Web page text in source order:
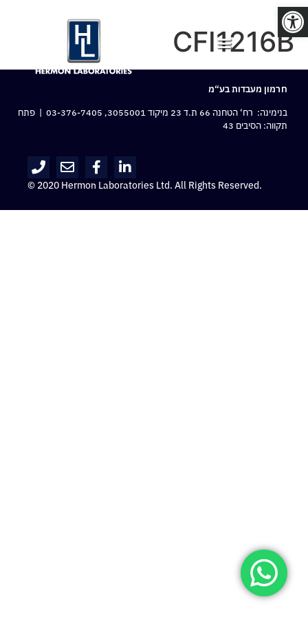
פתח סרגל נגישות
CFI1216B
חרמון מעבדות בע“מ
בנימינה: רח‘ הטחנה 66 ת.ד 23 מיקוד 3055001,
03-376-7405 | פתח
תקווה: הסיבים 43
© 2020 Hermon Laboratories Ltd. All Rights Reserved.